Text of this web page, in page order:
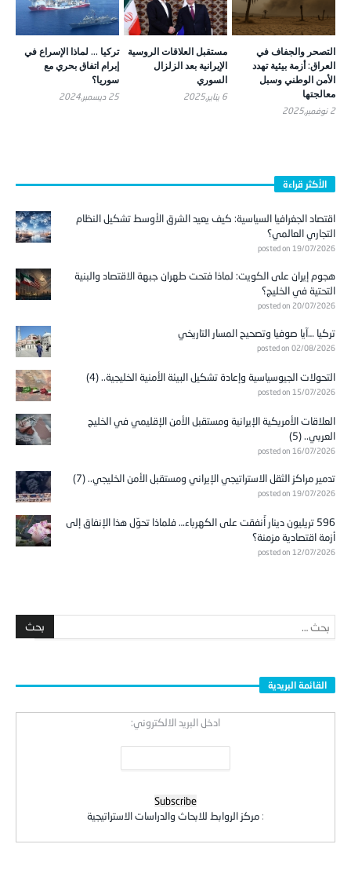
التصحر والجفاف في
العراق: أزمة بيئية تهدد
الأمن الوطني وسبل
معالجتها
2 نوفمبر,2025
مستقبل العلاقات الروسية
الإيرانية بعد الزلزال
السوري
6 يناير,2025
تركيا … لماذا الإسراع في
إبرام اتفاق بحري مع
سوريا؟
25 ديسمبر,2024
الأكثر قراءة
اقتصاد الجغرافيا السياسية: كيف يعيد الشرق الأوسط تشكيل النظام
التجاري العالمي؟
posted on 19/07/2026
هجوم إيران على الكويت: لماذا فتحت طهران جبهة الاقتصاد والبنية
التحتية في الخليج؟
posted on 20/07/2026
تركيا …آيا صوفيا وتصحيح المسار التاريخي
posted on 02/08/2026
التحولات الجيوسياسية وإعادة تشكيل البيئة الأمنية الخليجية.. (4)
posted on 15/07/2026
العلاقات الأمريكية الإيرانية ومستقبل الأمن الإقليمي في الخليج
العربي.. (5)
posted on 16/07/2026
تدمير مراكز الثقل الاستراتيجي الإيراني ومستقبل الأمن الخليجي.. (7)
posted on 19/07/2026
596 تريليون دينار أُنفقت على الكهرباء… فلماذا تحوّل هذا الإنفاق إلى
أزمة اقتصادية مزمنة؟
posted on 12/07/2026
القائمة البريدية
ادخل البريد الالكتروني:
: مركز الروابط للابحاث والدراسات الاستراتيجية